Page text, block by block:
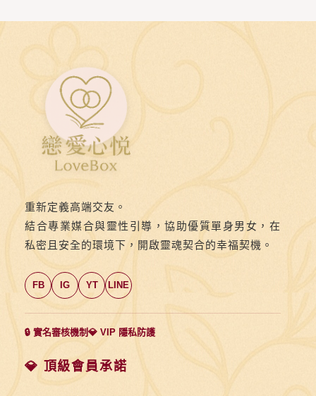
重新定義高端交友。
結合專業媒合與靈性引導，協助優質單身男女，在
私密且安全的環境下，開啟靈魂契合的幸福契機。
FB IG YT LINE
🔒 實名審核機制💎 VIP 隱私防護
💎 頂級會員承諾